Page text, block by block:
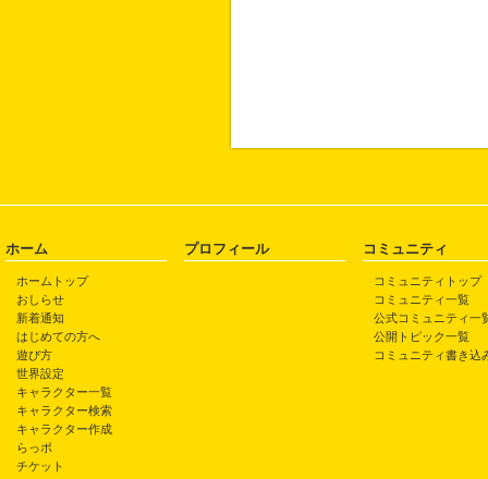
ホーム
ホームトップ
おしらせ
新着通知
はじめての方へ
遊び方
世界設定
キャラクター一覧
キャラクター検索
キャラクター作成
らっポ
チケット
プロフィール コミュニティ
コミュニティトップ
コミュニティ一覧
公式コミュニティ一
公開トピック一覧
コミュニティ書き込